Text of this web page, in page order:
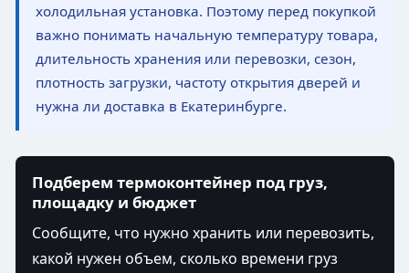
холодильная установка. Поэтому перед покупкой
важно понимать начальную температуру товара,
длительность хранения или перевозки, сезон,
плотность загрузки, частоту открытия дверей и
нужна ли доставка в Екатеринбурге.
Подберем термоконтейнер под груз,
площадку и бюджет
Сообщите, что нужно хранить или перевозить,
какой нужен объем, сколько времени груз